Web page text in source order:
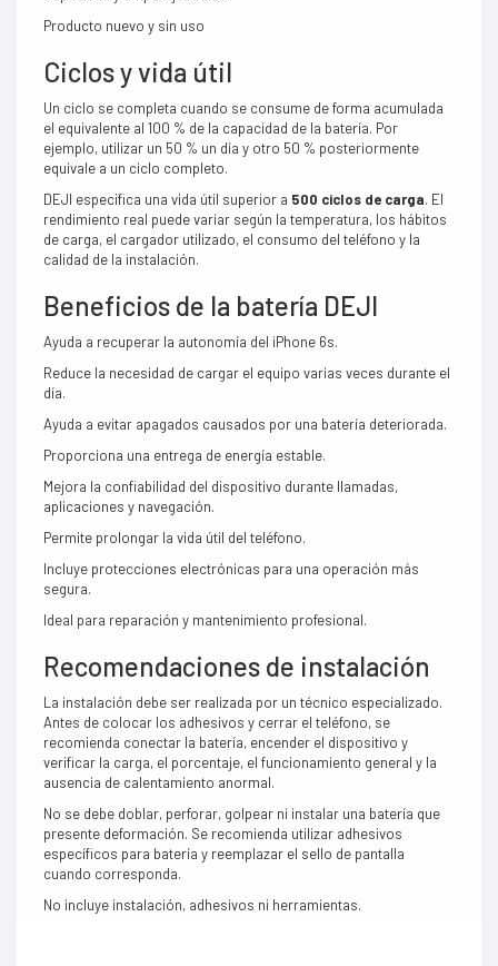
Producto nuevo y sin uso
Ciclos y vida útil
Un ciclo se completa cuando se consume de forma acumulada
el equivalente al 100 % de la capacidad de la batería. Por
ejemplo, utilizar un 50 % un día y otro 50 % posteriormente
equivale a un ciclo completo.
DEJI especifica una vida útil superior a 500 ciclos de carga. El
rendimiento real puede variar según la temperatura, los hábitos
de carga, el cargador utilizado, el consumo del teléfono y la
calidad de la instalación.
Beneficios de la batería DEJI
Ayuda a recuperar la autonomía del iPhone 6s.
Reduce la necesidad de cargar el equipo varias veces durante el
día.
Ayuda a evitar apagados causados por una batería deteriorada.
Proporciona una entrega de energía estable.
Mejora la confiabilidad del dispositivo durante llamadas,
aplicaciones y navegación.
Permite prolongar la vida útil del teléfono.
Incluye protecciones electrónicas para una operación más
segura.
Ideal para reparación y mantenimiento profesional.
Recomendaciones de instalación
La instalación debe ser realizada por un técnico especializado.
Antes de colocar los adhesivos y cerrar el teléfono, se
recomienda conectar la batería, encender el dispositivo y
verificar la carga, el porcentaje, el funcionamiento general y la
ausencia de calentamiento anormal.
No se debe doblar, perforar, golpear ni instalar una batería que
presente deformación. Se recomienda utilizar adhesivos
específicos para batería y reemplazar el sello de pantalla
cuando corresponda.
No incluye instalación, adhesivos ni herramientas.